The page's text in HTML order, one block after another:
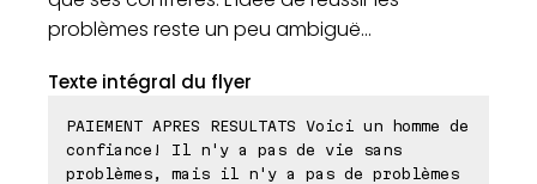
problèmes reste un peu ambiguë...
Texte intégral du flyer
PAIEMENT APRES RESULTATS Voici un homme de
confiance! Il n'y a pas de vie sans
problèmes, mais il n'y a pas de problèmes